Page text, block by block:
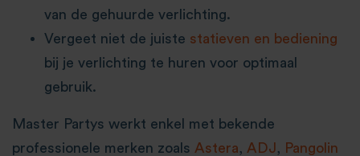
van de gehuurde verlichting.
Vergeet niet de juiste statieven en bediening
bij je verlichting te huren voor optimaal
gebruik.
Master Partys werkt enkel met bekende
professionele merken zoals Astera, ADJ, Pangolin